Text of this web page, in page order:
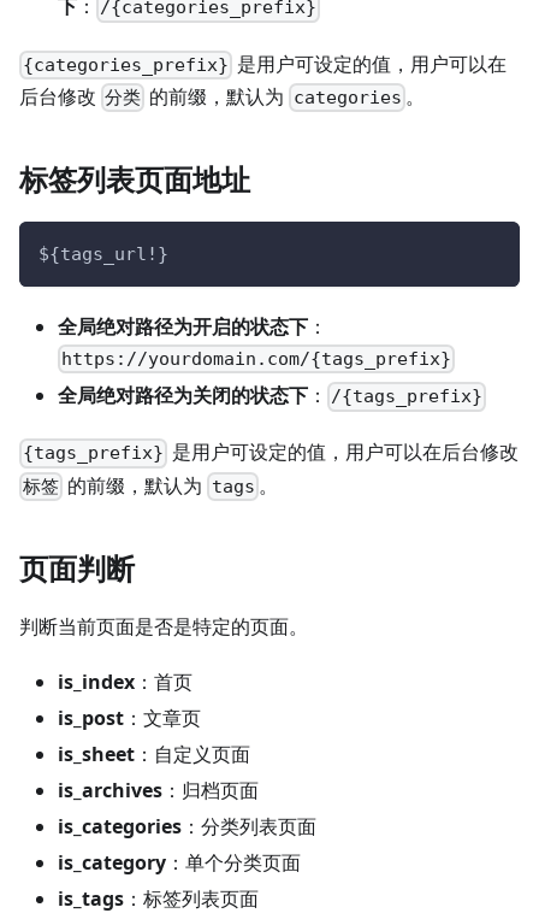
下 ： /{categories_prefix}
{categories_prefix} 是用户可设定的值，用户可以在
后台修改 分类 的前缀，默认为 categories 。
标签列表页面地址
${tags_url!}
全局绝对路径为开启的状态下 ：
https://yourdomain.com/{tags_prefix}
全局绝对路径为关闭的状态下 ： /{tags_prefix}
{tags_prefix} 是用户可设定的值，用户可以在后台修改
标签 的前缀，默认为 tags 。
页面判断
判断当前页面是否是特定的页面。
is_index ：首页
is_post ：文章页
is_sheet ：自定义页面
is_archives ：归档页面
is_categories ：分类列表页面
is_category ：单个分类页面
is_tags ：标签列表页面